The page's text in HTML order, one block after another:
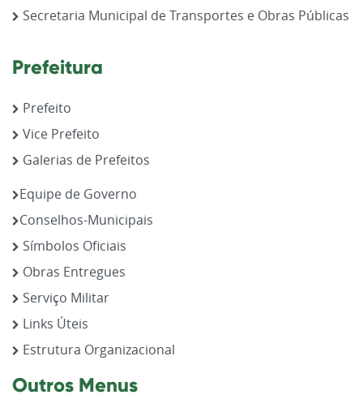
Secretaria Municipal de Transportes e Obras Públicas
Prefeitura
Prefeito
Vice Prefeito
Galerias de Prefeitos
Equipe de Governo
Conselhos-Municipais
Símbolos Oficiais
Obras Entregues
Serviço Militar
Links Úteis
Estrutura Organizacional
Outros Menus